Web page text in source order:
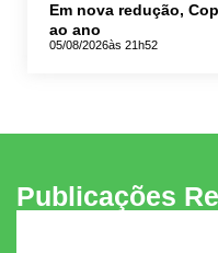
Em nova redução,
ao ano
05/08/2026às 21h52
Publicações